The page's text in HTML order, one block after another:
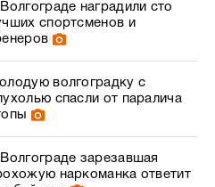
наградили сто
спортсменов и
волгоградку с
спасли от паралича
зарезавшая
наркоманка ответит